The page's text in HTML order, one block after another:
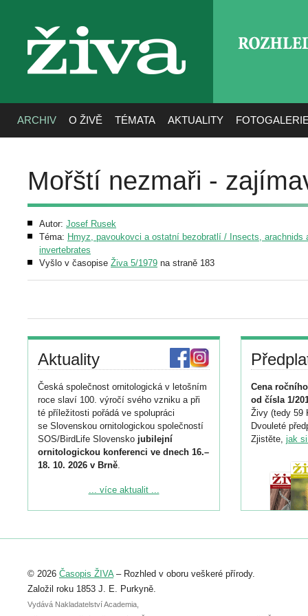
živa
ARCHIV O ŽIVĚ TÉMATA AKTUALITY
Mořští nezmaři -
Autor: Josef Rusek
Téma: Hmyz, pavoukovci a ostatní bezobratlí / Insects, arachnids
invertebrates
Vyšlo v časopise Živa 5/1979 na straně 183
Aktuality
Česká společnost ornitologická v letošním
roce slaví 100. výročí svého vzniku a při
té příležitosti pořádá ve spolupráci
se Slovenskou ornitologickou společností
SOS/BirdLife Slovensko jubilejní
ornitologickou konferenci ve dnech 16.–
18. 10. 2026 v Brně.
Podrobnější informace ke konferenci
Registrovat se můžete do 6. září.
abstraktu přihlášené přednášky nebo
posteru je už 30. června.
... více aktualit ...
Cena
od čísla 1/
Živy (tedy 59
Dvouleté
Zjistěte, jak
© 2026 Časopis ŽIVA– Rozhled v oboru veškeré přírody.
Založil roku 1853 J. E. Purkyně.
Vydává Nakladatelství Academia,